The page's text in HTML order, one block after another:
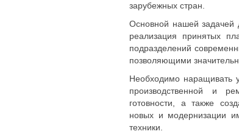
зарубежных стран.
Основной нашей задачей
реализация принятых
подразделений
позволяющими
Необходимо наращивать
производственной и
готовности, а также
новых и модернизации
техники.